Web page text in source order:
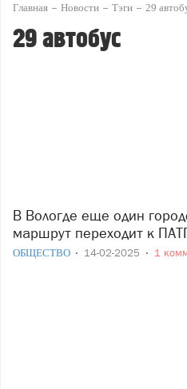
Главная Новости Тэги 29
29 автобус
В Вологде еще один городской автобусный
маршрут переходит к
ОБЩЕСТВО 14-02-2025 1